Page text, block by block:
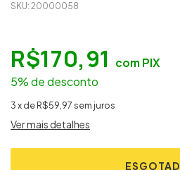
SKU: 20000058
R$170,91 com PIX
5% de desconto
3xdeR$59,97sem juros
Ver mais detalhes